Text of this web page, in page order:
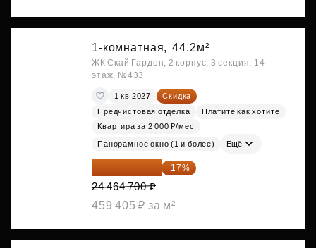
1-комнатная, 44.2м²
ЖК Скай Гарден, 2 корпус, 3 секция, 14
этаж, №433
1 кв 2027
Скидка
Предчистовая отделка
Платите как хотите
Квартира за 2 000 ₽/мес
Панорамное окно (1 и более) Ещё
20 305 701 ₽ -17%
24 464 700 ₽
459 405 ₽ за м²